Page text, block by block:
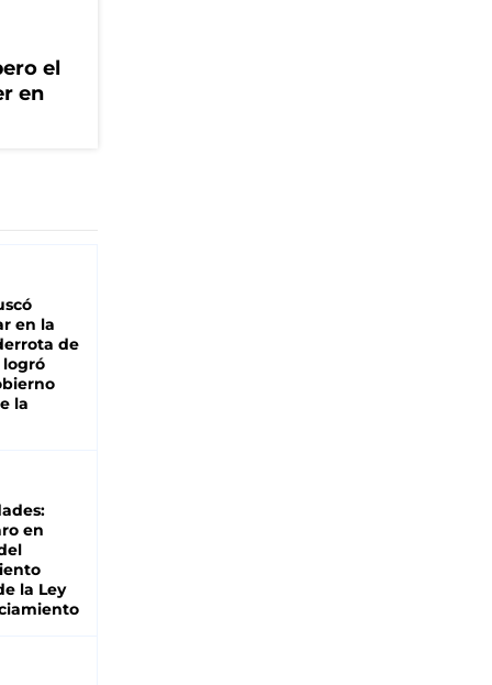
el
en
en la
de
logró
la
en
la Ley